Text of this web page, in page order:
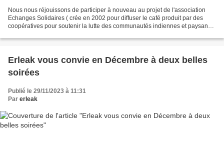
Nous nous réjouissons de participer à nouveau au projet de l'association
Echanges Solidaires ( crée en 2002 pour diffuser le café produit par des
coopératives pour soutenir la lutte des communautés indiennes et paysans
Erleak vous convie en Décembre à deux belles
soirées
Publié le 29/11/2023 à 11:31
Par erleak